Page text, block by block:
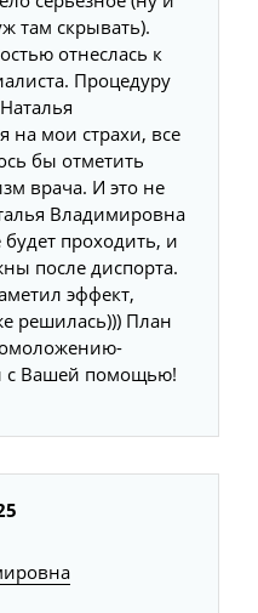
там скрывать).
отнеслась к
Процедуру
на мои страхи, все
бы отметить
врача. И это не
Владимировна
будет проходить, и
после диспорта.
эффект,
решилась))) План
с Вашей помощью!